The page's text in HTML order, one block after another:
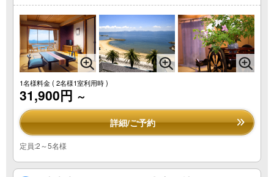
1名様料金( 2名様1室利用時 )
31,900円 ～
詳細/ご予約
定員:2～5名様